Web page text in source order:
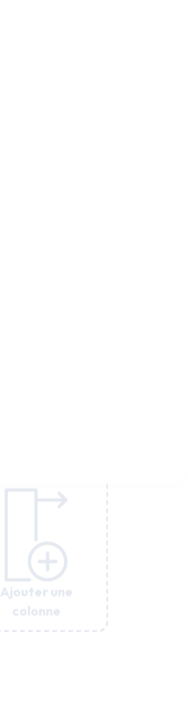
Ajouter une
colonne
Ajouter une
colonne
Ajouter une
colonne
Ajouter une
colonne
Ajouter une
colonne